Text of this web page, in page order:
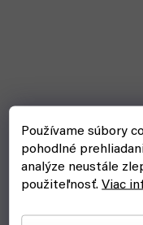
Používame súbory
pohodlné
analýze neustále
použiteľnosť.Viac